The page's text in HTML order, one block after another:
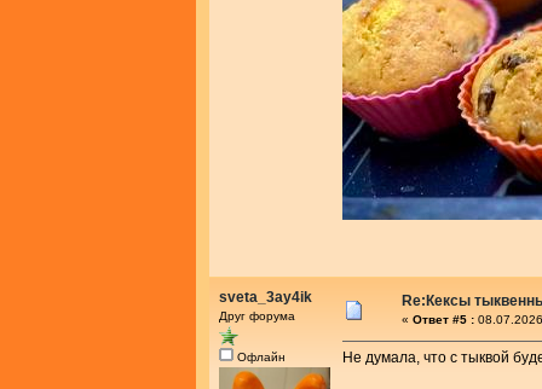
sveta_3ay4ik
Друг форума
Офлайн
Re:Кексы
« Ответ #5 :
Не думала, что с тыквой